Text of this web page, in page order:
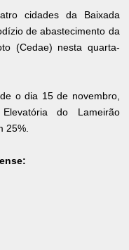
cidades da Baixada
de abastecimento da
(Cedae) nesta quarta-
o dia 15 de novembro,
do Lameirão
25%.